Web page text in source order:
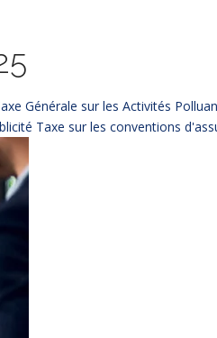
Générale sur les Activités
Taxe sur les conventions